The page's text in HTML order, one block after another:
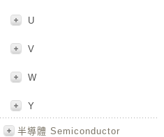
U
V
W
Y
半導體 Semiconductor